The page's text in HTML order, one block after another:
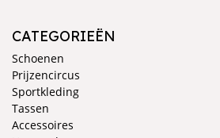
CATEGORIEËN
Schoenen
Prijzencircus
Sportkleding
Tassen
Accessoires